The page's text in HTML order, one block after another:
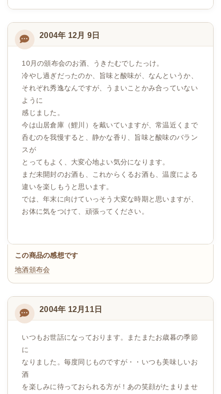
2004年 12月 9日
10月の頒布会のお酒、うきたむでしたっけ。
冷やし過ぎだったのか、旨味と酸味が、なんというか、
それぞれ秀逸なんですが、うまいことかみ合っていない
ように
感じました。
今は山居倉庫（鯉川）を戴いていますが、常温近くまで
呑むのを我慢すると、静かな香り、旨味と酸味のバラン
スが
とってもよく、大変心地よい気分になります。
まだ未開封のお酒も、これからくるお酒も、温度による
違いを楽しもうと思います。
では、年末に向けていっそう大変な時期と思いますが、
お体に気をつけて、頑張ってください。
この商品の感想です
地酒頒布会
2004年 12月11日
いつもお世話になっております。またまたお歳暮の季節
に
なりました。毎度同じものですが・・いつも美味しいお
酒
を楽しみに待っておられる方が！あの笑顔がたまりませ